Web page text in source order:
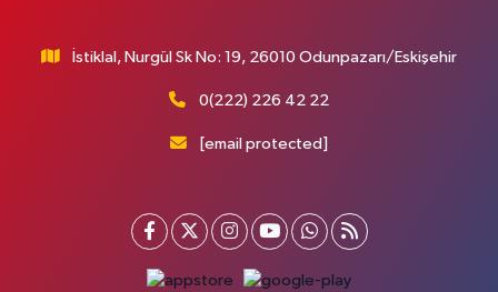
İstiklal, Nurgül Sk No: 19, 26010 Odunpazarı/Eskişehir
0(222) 226 42 22
[email protected]